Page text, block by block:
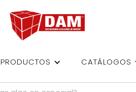
PRODUCTOS CATÁLOGOS